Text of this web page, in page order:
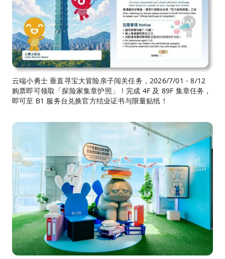
云端小勇士 垂直寻宝大冒险亲子闯关任务，2026/7/01 - 8/12
购票即可领取「探险家集章护照」！完成 4F 及 89F 集章任务，
即可至 B1 服务台兑换官方结业证书与限量贴纸！